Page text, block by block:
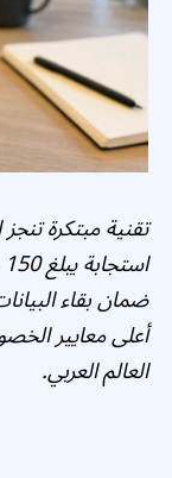
تقنية مبتكرة
ضمان بقاء
أعلى معايير
العالم العربي.